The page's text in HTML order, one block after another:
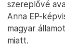
szereplővé
Anna EP-
magyar
miatt.